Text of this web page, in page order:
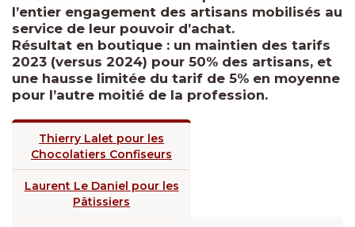
l’entier engagement des artisans mobilisés au
service de leur pouvoir d’achat.
Résultat en boutique : un maintien des tarifs
2023 (versus 2024) pour 50% des artisans, et
une hausse limitée du tarif de 5% en moyenne
pour l’autre moitié de la profession.
Thierry Lalet pour les
Chocolatiers Confiseurs
Laurent Le Daniel pour les
Pâtissiers